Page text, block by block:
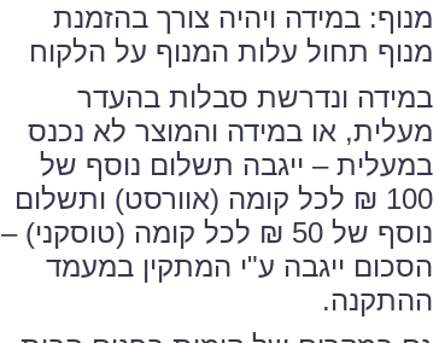
מנוף: במידה ויהיה צורך בהזמנת
מנוף תחול עלות המנוף על הלקוח
במידה ונדרשת סבלות בהעדר
מעלית, או במידה והמוצר לא נכנס
במעלית – ייגבה תשלום נוסף של
100 ₪ לכל קומה (אוורסט) ותשלום
נוסף של 50 ₪ לכל קומה (טוסקני) –
הסכום ייגבה ע"י המתקין במעמד
ההתקנה.